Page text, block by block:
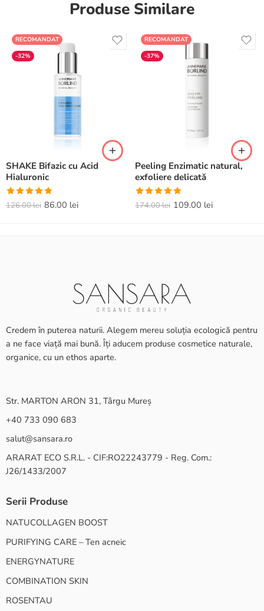
Produse Similare
RECOMANDAT
-32%
SHAKE Bifazic cu Acid
Hialuronic
Evaluat la
4.82din 5
126.00lei 86.00 lei
RECOMANDAT
-37%
Peeling Enzimatic natural,
exfoliere delicată
Evaluat la
5.00din 5
174.00lei 109.00 lei
Credem în puterea naturii. Alegem mereu soluția ecologică pentru
a ne face viață mai bună. Îți aducem produse cosmetice naturale,
organice, cu un ethos aparte.
Str. MARTON ARON 31, Târgu Mureș
+40 733 090 683
salut@sansara.ro
ARARAT ECO S.R.L. - CIF:RO22243779 - Reg. Com.:
J26/1433/2007
Serii Produse
NATUCOLLAGEN BOOST
PURIFYING CARE – Ten acneic
ENERGYNATURE
COMBINATION SKIN
ROSENTAU